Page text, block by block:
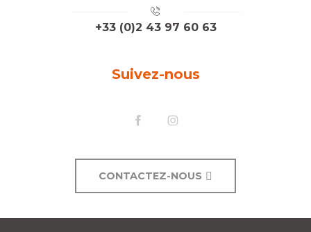
+33 (0)2 43 97 60 63
Suivez-nous
CONTACTEZ-NOUS